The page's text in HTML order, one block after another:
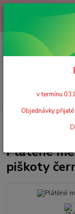
Milé zákaznice, v
Objednávky přijaté v
+420 777 224 390
(Po-Pá, 9-17 hod.)
Dětské taneční
Plátěné
piškoty
v termínu
Objednávky